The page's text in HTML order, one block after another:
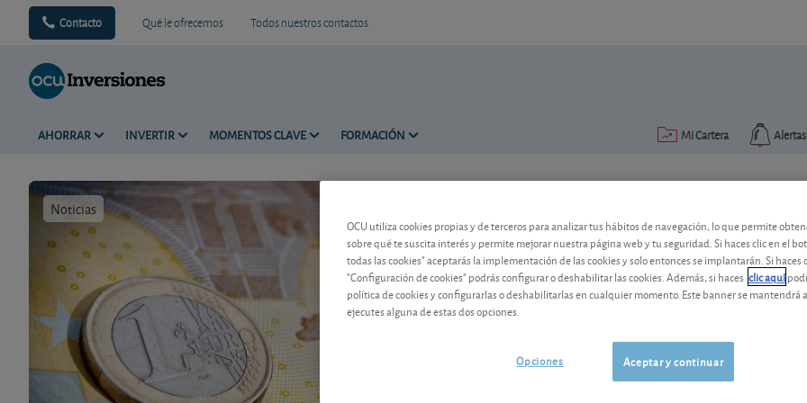
Contacto Qué le ofrecemos Todos nuestros contactos
AHORRAR INVERTIR MOMENTOS CLAVE FORMACIÓN Alertas
Mi Cartera
Noticias
Las letras a 6 meses se
La subasta de letras del 5 de
2,8% en las de seis meses y del 2,6%
OCU utiliza cookies propias y de terceros para analizar tus hábitos de navegación, lo que permite
sobre qué te suscita interés y permite mejorar nuestra página web y tu seguridad. Si haces clic en el
todas las cookies" aceptarás la implementación de las cookies y solo entonces se implantarán. Si haces
"Configuración de cookies" podrás configurar o deshabilitar las cookies. Además, si haces clic aquí
política de cookies y configurarlas o deshabilitarlas en cualquier momento. Este banner se mantendrá
ejecutes alguna de estas dos opciones.
Aceptar y continuar
Opciones